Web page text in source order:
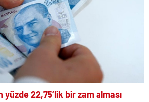
yüzde 22,75’lik bir zam alması